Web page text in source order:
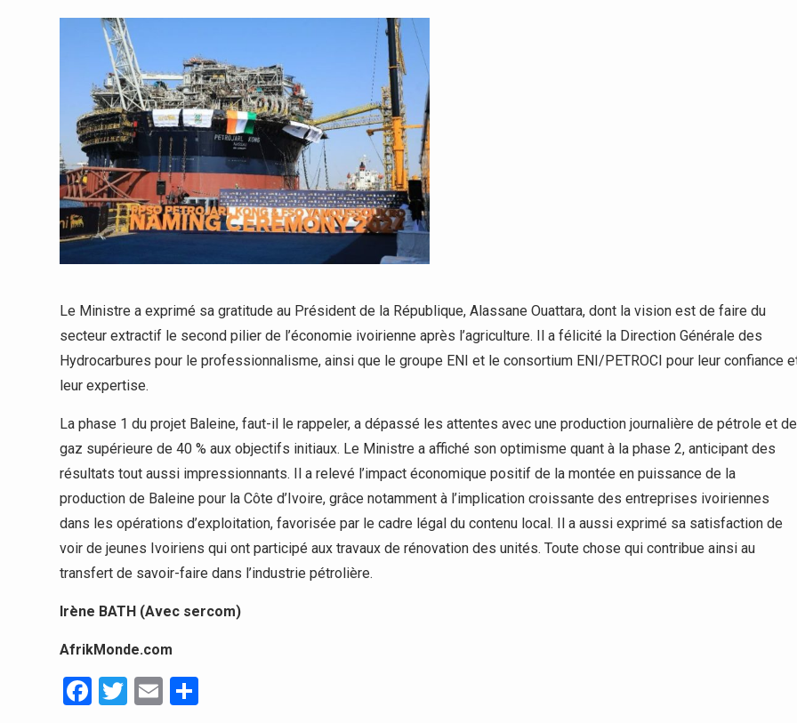
Le Ministre a exprimé sa gratitude au Président de la République, Alassane Ouattara, dont la vision est de faire du
secteur extractif le second pilier de l’économie ivoirienne après l’agriculture. Il a félicité la Direction Générale des
Hydrocarbures pour le professionnalisme, ainsi que le groupe ENI et le consortium ENI/PETROCI pour leur confiance
leur expertise.
La phase 1 du projet Baleine, faut-il le rappeler, a dépassé les attentes avec une production journalière de pétrole et de
gaz supérieure de 40 % aux objectifs initiaux. Le Ministre a affiché son optimisme quant à la phase 2, anticipant des
résultats tout aussi impressionnants. Il a relevé l’impact économique positif de la montée en puissance de la
production de Baleine pour la Côte d’Ivoire, grâce notamment à l’implication croissante des entreprises ivoiriennes
dans les opérations d’exploitation, favorisée par le cadre légal du contenu local. Il a aussi exprimé sa satisfaction de
voir de jeunes Ivoiriens qui ont participé aux travaux de rénovation des unités. Toute chose qui contribue ainsi au
transfert de savoir-faire dans l’industrie pétrolière.
Irène BATH (Avec sercom)
AfrikMonde.com
Facebook
Twitter
Email